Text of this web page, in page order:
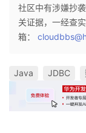
社区中有涉嫌抄
关证据，一经查
箱：
Java JDBC